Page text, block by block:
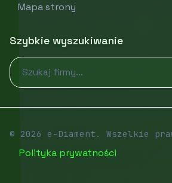
Mapa strony
Szybkie wyszukiwanie
© 2026 e-Diament. Wszelkie
Polityka prywatności